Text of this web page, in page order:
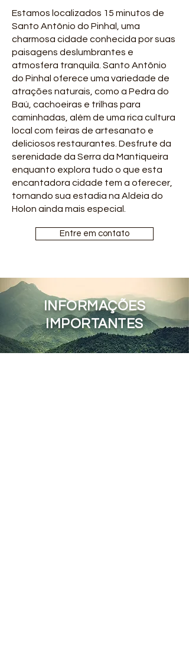
Estamos localizados 15 minutos de
Santo Antônio do Pinhal, uma
charmosa cidade conhecida por suas
paisagens deslumbrantes e
atmosfera tranquila. Santo Antônio
do Pinhal oferece uma variedade de
atrações naturais, como a Pedra do
Baú, cachoeiras e trilhas para
caminhadas, além de uma rica cultura
local com feiras de artesanato e
deliciosos restaurantes. Desfrute da
serenidade da Serra da Mantiqueira
enquanto explora tudo o que esta
encantadora cidade tem a oferecer,
tornando sua estadia na Aldeia do
Holon ainda mais especial.
Entre em contato
INFORMAÇÕES
IMPORTANTES